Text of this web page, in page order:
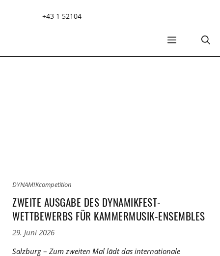
+43 1 52104
MENÜ
DYNAMIKcompetition
ZWEITE AUSGABE DES DYNAMIKFEST-
WETTBEWERBS FÜR KAMMERMUSIK-ENSEMBLES
29. Juni 2026
Salzburg – Zum zweiten Mal lädt das internationale